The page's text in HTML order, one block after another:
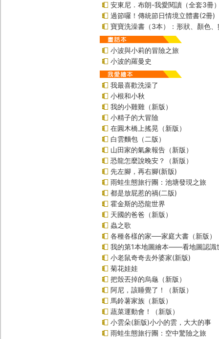
安東尼．布朗-我愛閱讀（全套3冊
過節囉！傳統節日情境立體書(2冊)
寶寶洗澡書（3本）：形狀、顏色、
小波與小莉的冒險之旅
小波的羅曼史
我最喜歡洗澡了
小根和小秋
我的小雞雞（新版）
小精子的大冒險
在圓木橋上搖晃（新版）
白雲麵包（二版）
山田家的氣象報告（新版）
恐龍怎麼說晚安？（新版）
先左腳，再右腳(新版)
雨蛙生態旅行團：池塘發現之旅
都是放屁惹的禍(二版)
霍金斯的恐龍世界
天國的爸爸（新版）
蟲之歌
各種各樣的家──家庭大書（新版）
我的第1本地圖繪本――看地圖認識
小老鼠奇奇去外婆家(新版)
菊花娃娃
把殼丟掉的烏龜（新版）
阿尼，該睡覺了！（新版）
馬鈴薯家族（新版）
蔬菜運動會！（新版）
小雲朵(新版)小小的雲，大大的事
雨蛙生態旅行團：空中驚險之旅